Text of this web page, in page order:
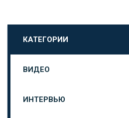
КАТЕГОРИИ
ВИДЕО
ИНТЕРВЬЮ